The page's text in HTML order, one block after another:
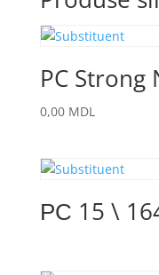
PC Strong
0,00 MDL
РС 15 \